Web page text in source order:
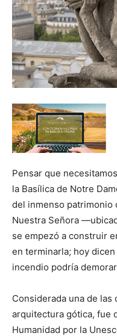
Pensar que
la Basílica de Notre
del inmenso patrimonio
Nuestra Señora
se empezó a construir
en terminarla; hoy
incendio podría
Considerada una de
arquitectura gótica, fue
Humanidad por la